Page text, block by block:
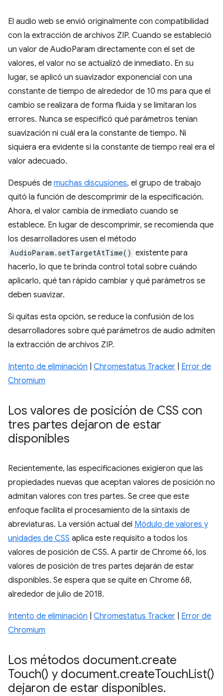
El audio web se envió originalmente con compatibilidad
con la extracción de archivos ZIP. Cuando se estableció
un valor de AudioParam directamente con el set de
valores, el valor no se actualizó de inmediato. En su
lugar, se aplicó un suavizador exponencial con una
constante de tiempo de alrededor de 10 ms para que el
cambio se realizara de forma fluida y se limitaran los
errores. Nunca se especificó qué parámetros tenían
suavización ni cuál era la constante de tiempo. Ni
siquiera era evidente si la constante de tiempo real era el
valor adecuado.
Después de muchas discusiones, el grupo de trabajo
quitó la función de descomprimir de la especificación.
Ahora, el valor cambia de inmediato cuando se
establece. En lugar de descomprimir, se recomienda que
los desarrolladores usen el método
AudioParam.setTargetAtTime() existente para
hacerlo, lo que te brinda control total sobre cuándo
aplicarlo, qué tan rápido cambiar y qué parámetros se
deben suavizar.
Si quitas esta opción, se reduce la confusión de los
desarrolladores sobre qué parámetros de audio admiten
la extracción de archivos ZIP.
Intento de eliminación Chromestatus Tracker
Error de
Chromium
Los valores de posición de CSS con
tres partes dejaron de estar
disponibles
Recientemente, las especificaciones exigieron que las
propiedades nuevas que aceptan valores de posición no
admitan valores con tres partes. Se cree que este
enfoque facilita el procesamiento de la sintaxis de
abreviaturas. La versión actual del Módulo de valores y
unidades de CSS aplica este requisito a todos los
valores de posición de CSS. A partir de Chrome 66, los
valores de posición de tres partes dejarán de estar
disponibles. Se espera que se quite en Chrome 68,
alrededor de julio de 2018.
Intento de eliminación Chromestatus Tracker
Error de
Chromium
Los métodos document.create
Touch() y document.createTouchList()
dejaron de estar disponibles.